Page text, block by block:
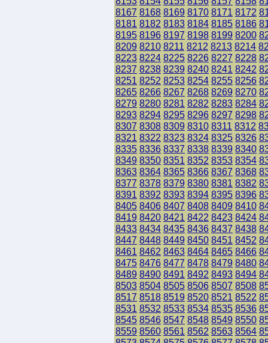
8167 8168 8169 8170 8171 8172
8181 8182 8183 8184 8185 8186
8195 8196 8197 8198 8199 8200
8209 8210 8211 8212 8213 8214
8223 8224 8225 8226 8227 8228
8237 8238 8239 8240 8241 8242
8251 8252 8253 8254 8255 8256
8265 8266 8267 8268 8269 8270
8279 8280 8281 8282 8283 8284
8293 8294 8295 8296 8297 8298
8307 8308 8309 8310 8311 8312
8321 8322 8323 8324 8325 8326
8335 8336 8337 8338 8339 8340
8349 8350 8351 8352 8353 8354
8363 8364 8365 8366 8367 8368
8377 8378 8379 8380 8381 8382
8391 8392 8393 8394 8395 8396
8405 8406 8407 8408 8409 8410
8419 8420 8421 8422 8423 8424
8433 8434 8435 8436 8437 8438
8447 8448 8449 8450 8451 8452
8461 8462 8463 8464 8465 8466
8475 8476 8477 8478 8479 8480
8489 8490 8491 8492 8493 8494
8503 8504 8505 8506 8507 8508
8517 8518 8519 8520 8521 8522
8531 8532 8533 8534 8535 8536
8545 8546 8547 8548 8549 8550
8559 8560 8561 8562 8563 8564